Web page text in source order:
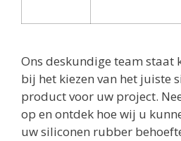
Ons deskundige team staat
bij het kiezen van het juiste
product voor uw project.
op en ontdek hoe wij u
uw siliconen rubber